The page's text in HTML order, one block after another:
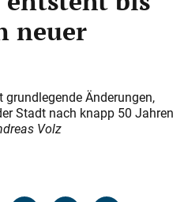
neuer
Änderungen,
Stadt nach knapp 50 Jahren
Volz